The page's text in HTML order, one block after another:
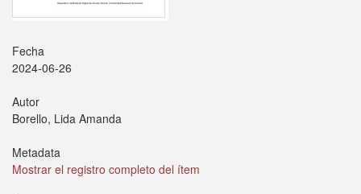
Fecha
2024-06-26
Autor
Borello, Lida Amanda
Metadata
Mostrar el registro completo del ítem